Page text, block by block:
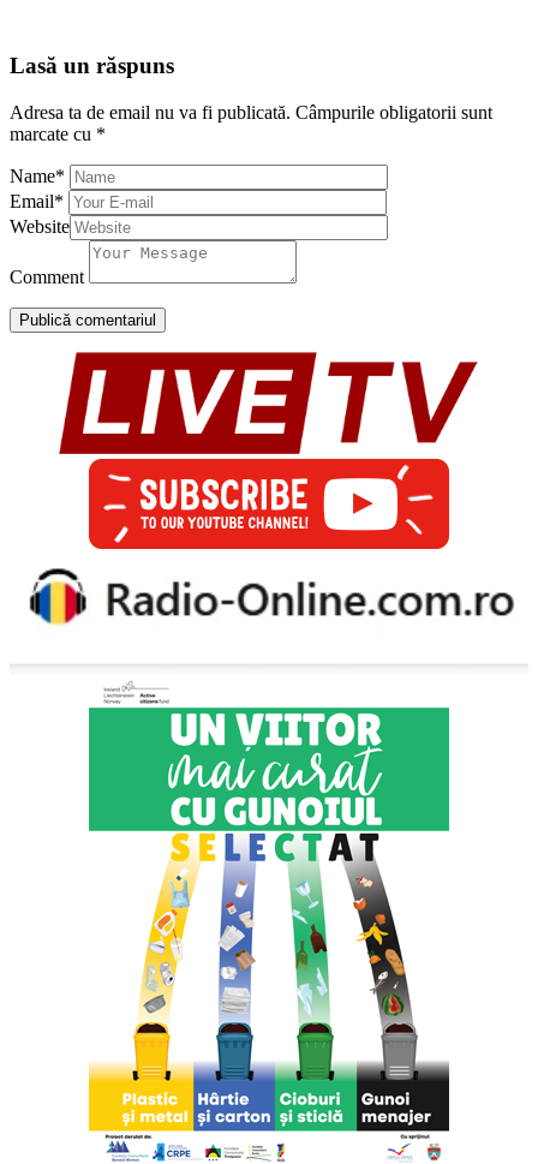
Lasă un răspuns
Adresa ta de email nu va fi publicată. Câmpurile obligatorii sunt
marcate cu *
Name*
Email*
Website
Comment